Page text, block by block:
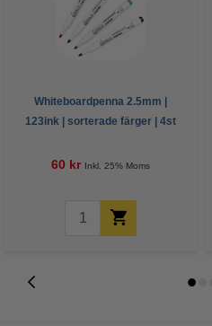
Whiteboardpenna 2.5mm |
123ink | sorterade färger | 4st
60 kr Inkl. 25% Moms